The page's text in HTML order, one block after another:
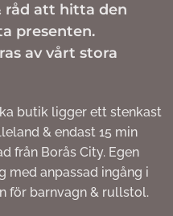
råd att hitta den
presenten.
av vårt stora
butik ligger ett stenkast
& endast 15 min
från Borås City. Egen
med anpassad ingång i
för barnvagn & rullstol.